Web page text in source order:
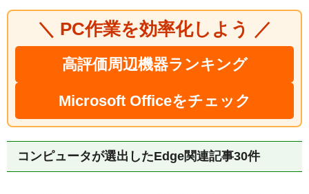
＼ PC作業を効率化しよう ／
高評価周辺機器ランキング
Microsoft Officeをチェック
コンピュータが選出したEdge関連記事30件